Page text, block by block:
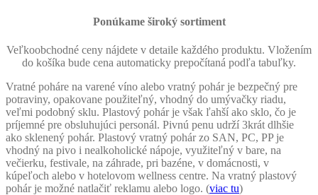
Ponúkame široký sortiment
Veľkoobchodné ceny nájdete v detaile každého produktu. Vložením
do košíka bude cena automaticky prepočítaná podľa tabuľky.
Vratné poháre na varené víno alebo vratný pohár je bezpečný pre
potraviny, opakovane použiteľný, vhodný do umývačky riadu,
veľmi podobný sklu. Plastový pohár je však ľahší ako sklo, čo je
príjemné pre obsluhujúci personál. Pivnú penu udrží 3krát dlhšie
ako sklenený pohár. Plastový vratný pohár zo SAN, PC, PP je
vhodný na pivo i nealkoholické nápoje, využiteľný v bare, na
večierku, festivale, na záhrade, pri bazéne, v domácnosti, v
kúpeľoch alebo v hotelovom wellness centre. Na vratný plastový
pohár je možné natlačiť reklamu alebo logo. (viac tu)